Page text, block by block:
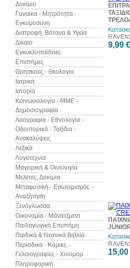
Δοκίμιο
Γυναίκα - Μητρότητα -
Εγκυμοσύνη
Διατροφή, Βότανα & Υγεία
Δίκαιο
Εγκυκλοπαίδειες
Επιστήμες
Θρησκείες - Θεολογία
Ιατρική
Ιστορία
Κοινωνιολογία - ΜΜΕ -
Δημοσιογραφία
Λαογραφία - Εθνολογία -
Οδοιπορικά - Ταξίδια -
Ανακαλύψεις
Λεξικά
Λογοτεχνία
Μαγειρική & Οινολογία
Μελέτες, Δοκίμια
Μεταφυσική - Εσωτερισμός -
Αναζήτηση
Ξενόγλωσσα
Οικονομία - Μάνατζμεντ
Παιδαγωγική Επιστήμη
Παιδικά & Νεανικά Βιβλία
Περιοδικά - Κόμικς -
Γελοιογραφίες - Χιούμορ
Πληροφορική
9,99 €
15,00